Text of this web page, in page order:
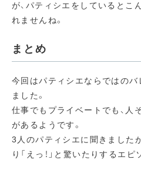
が、パティシエをしているとこ
れませんね。
まとめ
今回はパティシエならではの
ました。
仕事でもプライベートでも、人
があるようです。
3人のパティシエに聞きましたが
り「えっ！」と驚いたりするエ